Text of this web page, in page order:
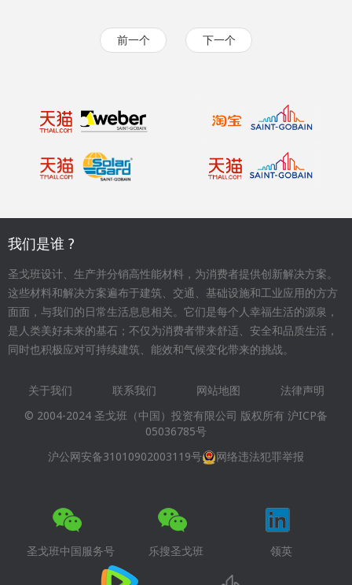
前一个 下一个
我们是谁 ?
圣戈班设计、生产并分销高性能材料，为消费者提供创新解决方案。
这些材料和解决方案遍布于建筑、交通、基础设施和工业应用的方方
面面，与我们的日常生活息息相关。它们是每个人幸福生活的源泉，
是人类美好未来的基石；不仅为消费者带来舒适、安全和品质生活，
同时也积极应对可持续建筑、能效和气候变化带来的挑战。
Footer
menu
关于我们 联系我们 网站地图
法律声明
© 2004-2024 圣戈班（中国）投资有限公司 版权所有 沪ICP备
05036785号
沪公网安备31010902003119号
网络违法犯罪举报
圣戈班中国服务号 乐搜圣戈班 领英